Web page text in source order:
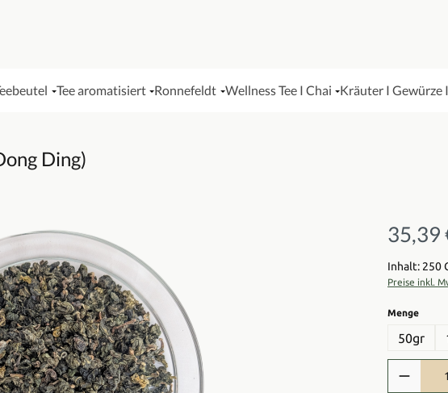
Tee aromatisiert Ronnefeldt Wellness Tee I Chai Kräuter I Gewürze
Ding)
Regulärer
35,39
Inhalt: 250
Preise inkl.
Menge
50gr
Produkt